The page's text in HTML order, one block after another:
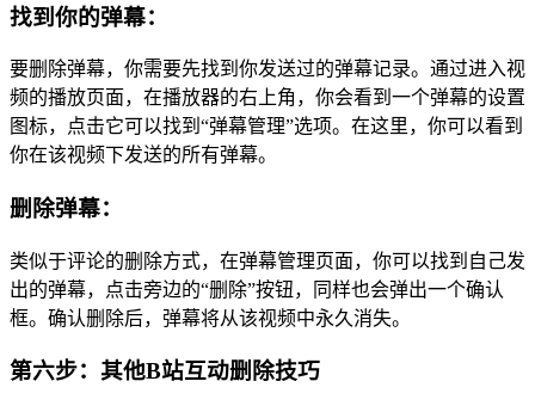
找到你的弹幕：
要删除弹幕，你需要先找到你发送过的弹幕记录。通过进入视
频的播放页面，在播放器的右上角，你会看到一个弹幕的设置
图标，点击它可以找到“弹幕管理”选项。在这里，你可以看到
你在该视频下发送的所有弹幕。
删除弹幕：
类似于评论的删除方式，在弹幕管理页面，你可以找到自己发
出的弹幕，点击旁边的“删除”按钮，同样也会弹出一个确认
框。确认删除后，弹幕将从该视频中永久消失。
第六步：其他B站互动删除技巧